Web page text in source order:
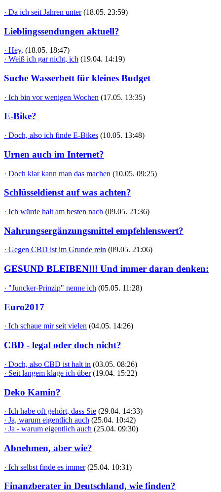
· Da ich seit Jahren unter (18.05. 23:59)
Lieblingssendungen aktuell?
· Hey, (18.05. 18:47)
· Weiß ich gar nicht, ich (19.04. 14:19)
Suche Wasserbett für kleines Budget
· Ich bin vor wenigen Wochen (17.05. 13:35)
E-Bike?
· Doch, also ich finde E-Bikes (10.05. 13:48)
Urnen auch im Internet?
· Doch klar kann man das machen (10.05. 09:25)
Schlüsseldienst auf was achten?
· Ich würde halt am besten nach (09.05. 21:36)
Nahrungsergänzungsmittel empfehlenswert?
· Gegen CBD ist im Grunde rein (09.05. 21:06)
GESUND BLEIBEN!!! Und immer daran denken:
· "Juncker-Prinzip" nenne ich (05.05. 11:28)
Euro2017
· Ich schaue mir seit vielen (04.05. 14:26)
CBD - legal oder doch nicht?
· Doch, also CBD ist halt in (03.05. 08:26)
· Seit langem klage ich über (19.04. 15:22)
Deko Kamin?
· Ich habe oft gehört, dass Sie (29.04. 14:33)
· Ja, warum eigentlich auch (25.04. 10:42)
· Ja - warum eigentlich auch (25.04. 09:30)
Abnehmen, aber wie?
· Ich selbst finde es immer (25.04. 10:31)
Finanzberater in Deutschland, wie finden?